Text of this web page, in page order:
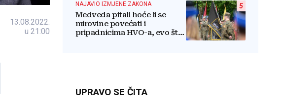
13.08.2022.
u 21:00
5
NAJAVIO IZMJENE ZAKONA
Medveda pitali hoće li se
mirovine povećati i
pripadnicima HVO-a, evo što
UPRAVO SE ČITA